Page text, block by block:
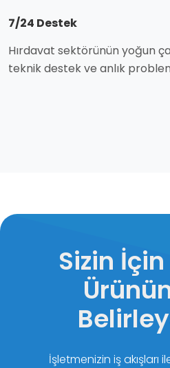
7/24 Destek
Hırdavat sektörünün yoğun
teknik destek ve anlık
Sizin
İşletmenizin iş akışları